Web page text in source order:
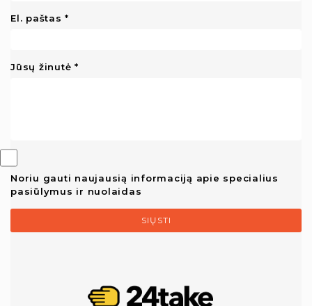
El. paštas
Jūsų žinutė
Noriu gauti naujausią informaciją apie specialius
pasiūlymus ir nuolaidas
SIŲSTI